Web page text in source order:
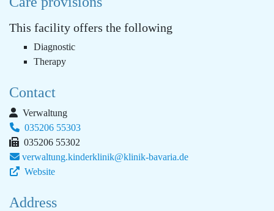
This facility offers the following
Diagnostic
Therapy
Contact
Verwaltung
035206 55303
035206 55302
verwaltung.kinderklinik@klinik-bavaria.de
Website
Address